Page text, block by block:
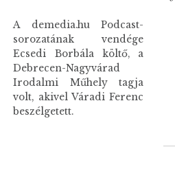
A demedia.hu Podcast-
sorozatának vendége
Ecsedi Borbála költő, a
Debrecen-Nagyvárad
Irodalmi Műhely tagja
volt, akivel Váradi Ferenc
beszélgetett.